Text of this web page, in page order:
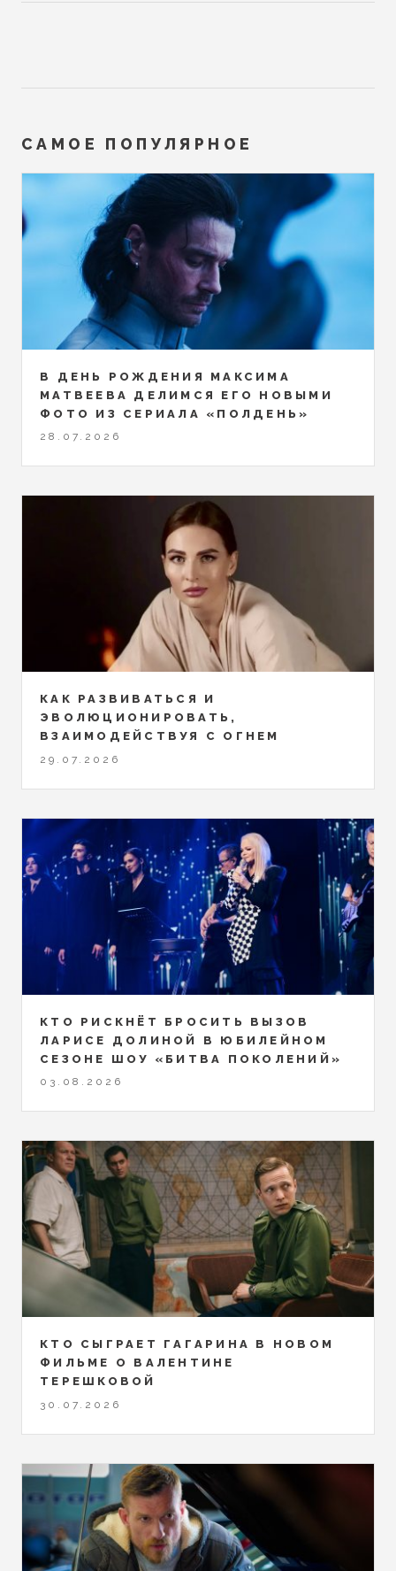
САМОЕ ПОПУЛЯРНОЕ
В ДЕНЬ РОЖДЕНИЯ МАКСИМА
МАТВЕЕВА ДЕЛИМСЯ ЕГО НОВЫМИ
ФОТО ИЗ СЕРИАЛА «ПОЛДЕНЬ»
28.07.2026
КАК РАЗВИВАТЬСЯ И
ЭВОЛЮЦИОНИРОВАТЬ,
ВЗАИМОДЕЙСТВУЯ С ОГНЕМ
29.07.2026
КТО РИСКНЁТ БРОСИТЬ ВЫЗОВ
ЛАРИСЕ ДОЛИНОЙ В ЮБИЛЕЙНОМ
СЕЗОНЕ ШОУ «БИТВА ПОКОЛЕНИЙ»
03.08.2026
КТО СЫГРАЕТ ГАГАРИНА В НОВОМ
ФИЛЬМЕ О ВАЛЕНТИНЕ
ТЕРЕШКОВОЙ
30.07.2026